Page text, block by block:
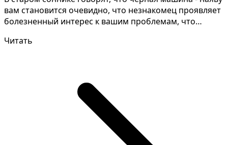
вам становится очевидно, что незнакомец проявляет
болезненный интерес к вашим проблемам, что
Читать